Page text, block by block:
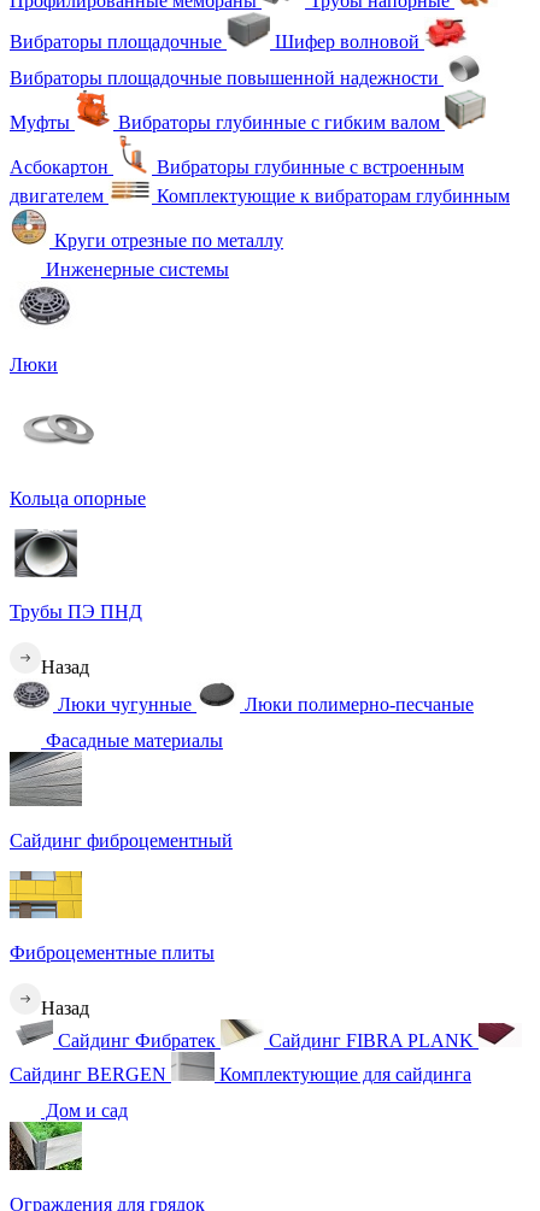
Вибраторы площадочные
Шифер волновой
Вибраторы площадочные повышенной надежности
Муфты Вибраторы глубинные с гибким валом
Асбокартон
Вибраторы глубинные с встроенным
двигателем
Комплектующие к вибраторам глубинным
Круги отрезные по металлу
Инженерные системы
Люки
Кольца опорные
Трубы ПЭ ПНД
Назад
Люки чугунные
Люки полимерно-песчаные
Фасадные материалы
Сайдинг фиброцементный
Фиброцементные плиты
Назад
Сайдинг Фибратек
Сайдинг FIBRA PLANK
Сайдинг BERGEN
Комплектующие для сайдинга
Дом и сад
Ограждения для грядок